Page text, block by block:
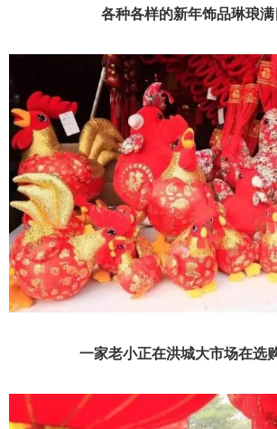
各种各样的新年饰品琳琅满
一家老小正在洪城大市场在选